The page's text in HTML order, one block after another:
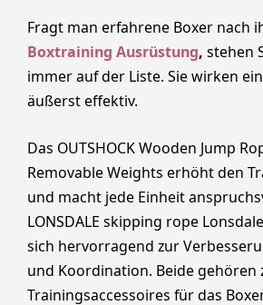
Fragt man erfahrene Boxer nach
Boxtraining Ausrüstung, stehen
immer auf der Liste. Sie wirken
äußerst effektiv.
Das OUTSHOCK Wooden Jump
Removable Weights erhöht den
und macht jede Einheit
LONSDALE skipping rope
sich hervorragend zur
und Koordination. Beide gehören
Trainingsaccessoires für das